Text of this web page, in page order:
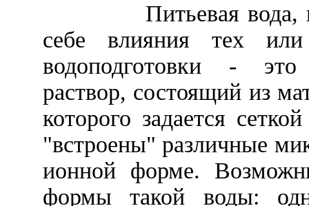
Питьевая вода,
себе влияния тех
водоподготовки -
раствор, состоящий из
которого задается
"встроены" различные
ионной форме.
формы такой воды: